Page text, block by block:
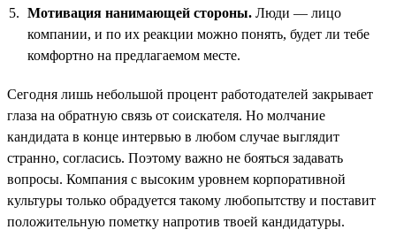
Мотивация нанимающей стороны. Люди — лицо
компании, и по их реакции можно понять, будет ли тебе
комфортно на предлагаемом месте.
Сегодня лишь небольшой процент работодателей закрывает
глаза на обратную связь от соискателя. Но молчание
кандидата в конце интервью в любом случае выглядит
странно, согласись. Поэтому важно не бояться задавать
вопросы. Компания с высоким уровнем корпоративной
культуры только обрадуется такому любопытству и поставит
положительную пометку напротив твоей кандидатуры.